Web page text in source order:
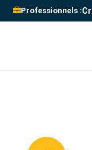
Professionnels :